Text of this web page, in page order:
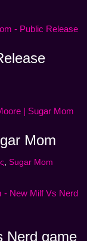
Mom
Sugar Mom
Nerd game